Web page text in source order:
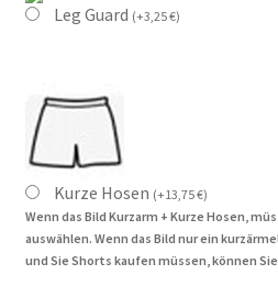
Leg Guard (+3,25€)
Kurze Hosen (+13,75€)
Wenn das Bild Kurzarm + Kurze Hosen,
auswählen. Wenn das Bild nur ein
und Sie Shorts kaufen müssen, können